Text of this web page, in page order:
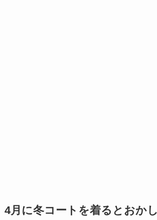
4月に冬コートを着るとおか